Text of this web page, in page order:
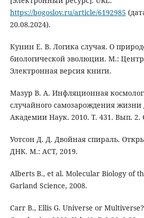
https://bogoslov.ru/article/6192985
20.08.2024).
Кунин Е. В. Логика случая. О
биологической эволюции. М.:
Электронная версия книги.
Мазур В. А. Инфляционная
случайного самозарождения
Академии Наук. 2010. Т. 431. Вып. 2.
Уотсон Д. Д. Двойная спираль.
ДНК. М.: АСТ, 2019.
Alberts B., et al. Molecular Biology of
Garland Science, 2008.
Carr B., Ellis G. Universe or